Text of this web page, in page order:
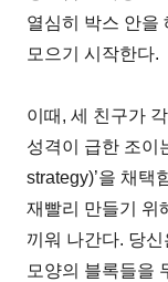
열심히 박스 안을
모으기 시작한다.
이때, 세 친구가
성격이 급한 조이
strategy)’을 채택
재빨리 만들기 위
끼워 나간다. 당
모양의 블록들을